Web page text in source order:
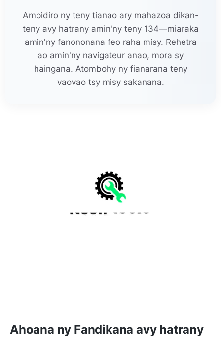
Ampidiro ny teny tianao ary mahazoa dikan-
teny avy hatrany amin'ny teny 134—miaraka
amin'ny fanononana feo raha misy. Rehetra
ao amin'ny navigateur anao, mora sy
haingana. Atombohy ny fianarana teny
vaovao tsy misy sakanana.
Ahoana ny Fandikana avy hatrany